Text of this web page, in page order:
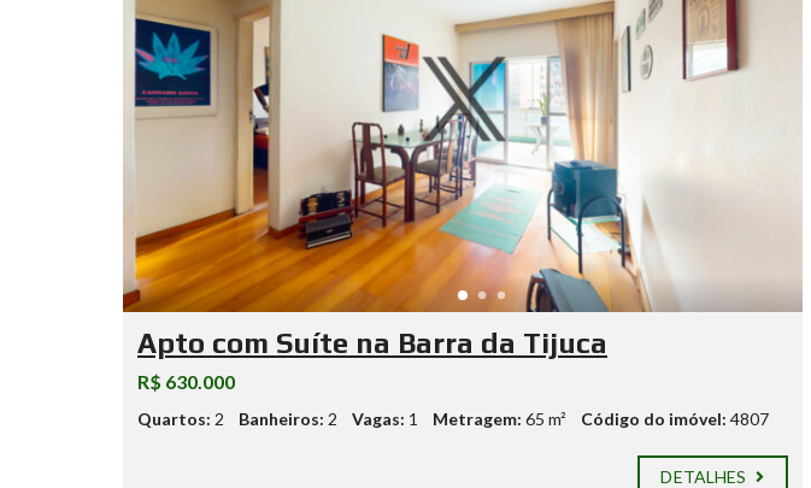
Apto com Suíte na Barra da Tijuca
R$ 630.000
Quartos: 2 Banheiros: 2 Vagas: 1 Metragem: 65 m² Código do imóvel: 4807
DETALHES